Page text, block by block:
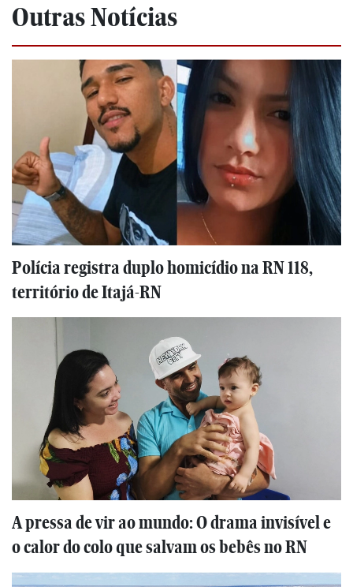
Outras Notícias
Polícia registra duplo homicídio na RN 118,
território de Itajá-RN
A pressa de vir ao mundo: O drama invisível e
o calor do colo que salvam os bebês no RN